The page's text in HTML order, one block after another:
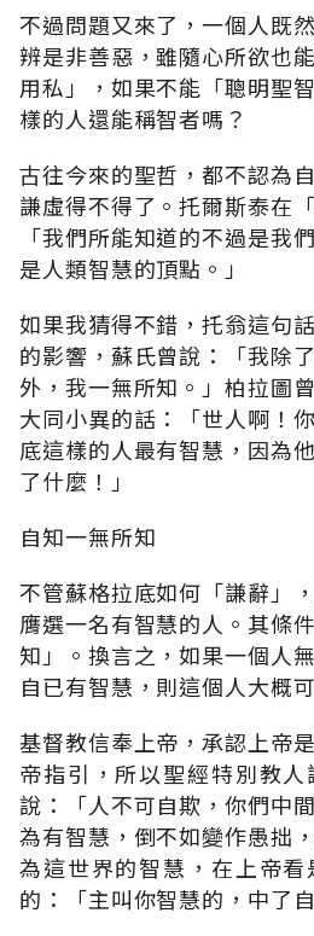
不過問題又來了，一個人既
辨是非善惡，雖隨心所欲也
用私」，如果不能「聰明聖
樣的人還能稱智者嗎？
古往今來的聖哲，都不認為
謙虛得不得了。托爾斯泰在
「我們所能知道的不過是我
是人類智慧的頂點。」
如果我猜得不錯，托翁這句
的影響，蘇氏曾說：「我除
外，我一無所知。」柏拉圖
大同小異的話：「世人啊！
底這樣的人最有智慧，因為
了什麼！」
自知一無所知
不管蘇格拉底如何「謙辭」
膺選一名有智慧的人。其條
知」。換言之，如果一個人
自已有智慧，則這個人大概
基督教信奉上帝，承認上帝
帝指引，所以聖經特別教
說：「人不可自欺，你們中
為有智慧，倒不如變作愚拙
為這世界的智慧，在上帝
的：「主叫你智慧的，中了